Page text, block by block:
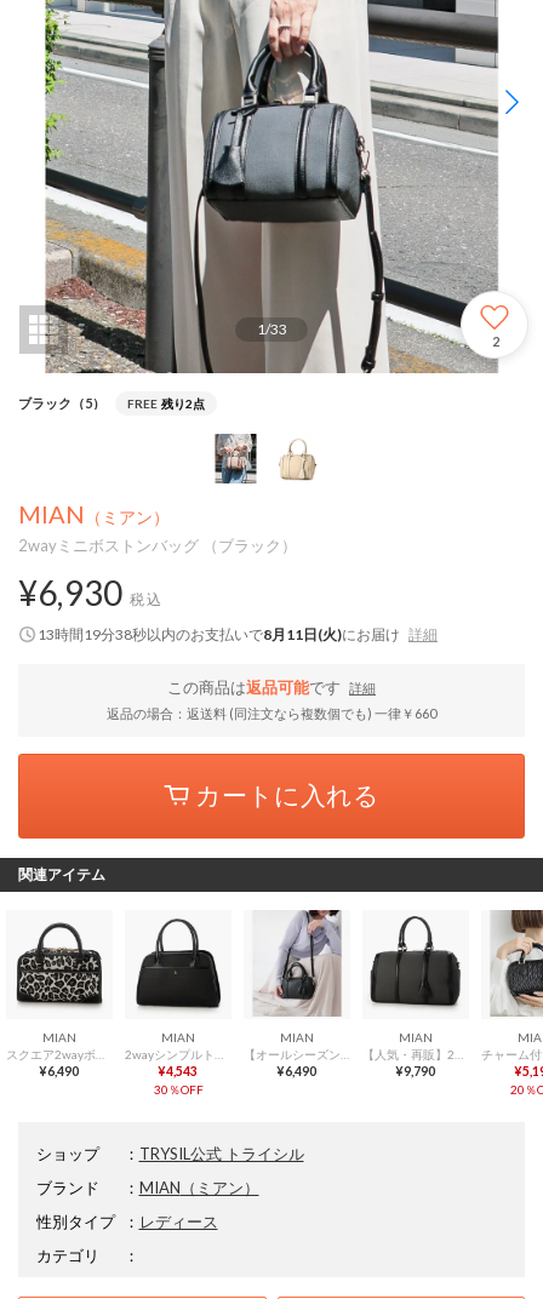
1/33
2
ブラック（5） FREE 残り2点
MIAN （ミアン）
2wayミニボストンバッグ （ブラック）
¥6,930 税込
13時間19分37秒以内のお支払いで8月11日(火)にお届け 詳細
この商品は返品可能です
詳細
返品の場合：返送料 (同注文なら複数個でも) 一律￥660
カートに入れる
関連アイテム
MIAN
¥6,490
MIAN
¥4,543
30％OFF
MIAN
¥6,490
MIAN
¥9,790
20％
ショップ ： TRYSIL公式 トライシル
ブランド
： MIAN （ミアン）
性別タイプ
： レディース
カテゴリ
：